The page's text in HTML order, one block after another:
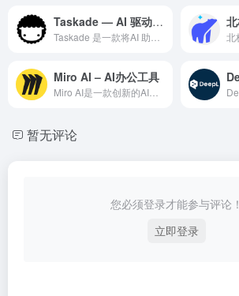
Taskade — AI 驱动的团队协作与项目管理工具
Miro AI – AI办公工具
暂无评论
您必须登录才能参与评论！
立即登录